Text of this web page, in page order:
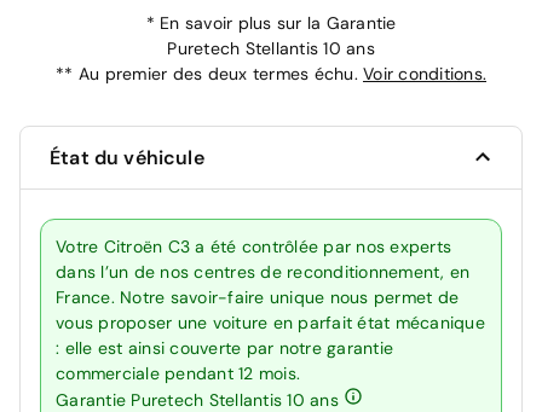
* En savoir plus sur la Garantie
Puretech Stellantis 10 ans
** Au premier des deux termes échu. Voir conditions.
État du véhicule
Votre Citroën C3 a été contrôlée par nos experts
dans l’un de nos centres de reconditionnement, en
France. Notre savoir-faire unique nous permet de
vous proposer une voiture en parfait état mécanique
: elle est ainsi couverte par notre garantie
commerciale pendant 12 mois.
Garantie Puretech Stellantis 10 ans